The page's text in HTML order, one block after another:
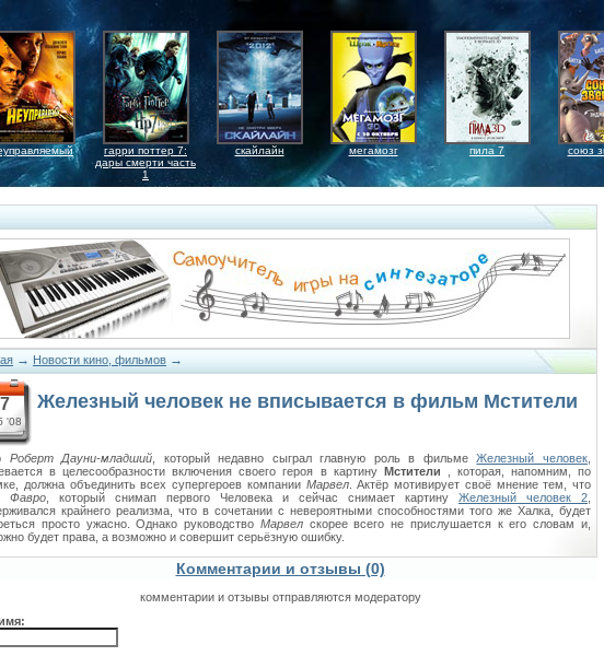
гарри поттер 7:
дары смерти часть
1
скайлайн мегамозг пила 7 союз
→ Новости кино, фильмов →
'08
Железный человек не вписывается в фильм Мстители
Роберт Дауни-младший , который недавно сыграл главную роль в фильмеЖелезный человек
в целесообразности включения своего героя в картину Мстители , которая, напомним, по
должна объединить всех супергероев компании Марвел. Актёр мотивирует своё мнение тем, что
Фавро , который снимап первого Человека и сейчас снимает картину Железный человек 2
крайнего реализма, что в сочетании с невероятными способностями того же Халка, будет
просто ужасно. Однако руководство Марвелскорее всего не прислушается к его словам и,
будет права, а возможно и совершит серьёзную ошибку.
Комментарии и отзывы (0)
комментарии и отзывы отправляются модератору